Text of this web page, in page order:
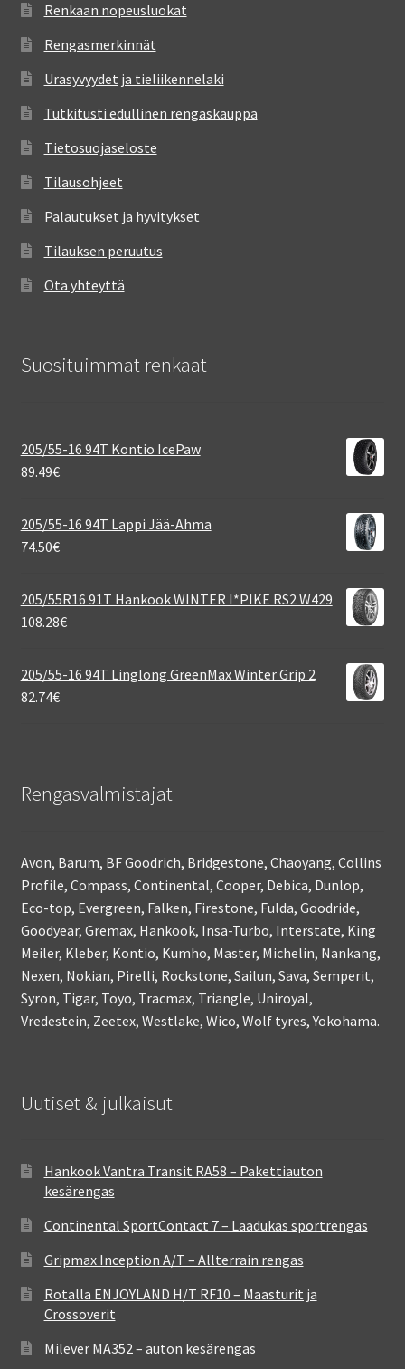
Renkaan nopeusluokat
Rengasmerkinnät
Urasyvyydet ja tieliikennelaki
Tutkitusti edullinen rengaskauppa
Tietosuojaseloste
Tilausohjeet
Palautukset ja hyvitykset
Tilauksen peruutus
Ota yhteyttä
Suosituimmat renkaat
205/55-16 94T Kontio IcePaw
89.49€
205/55-16 94T Lappi Jää-Ahma
74.50€
205/55R16 91T Hankook WINTER I*PIKE RS2 W429
108.28€
205/55-16 94T Linglong GreenMax Winter Grip 2
82.74€
Rengasvalmistajat
Avon, Barum, BF Goodrich, Bridgestone, Chaoyang, Collins
Profile, Compass, Continental, Cooper, Debica, Dunlop,
Eco-top, Evergreen, Falken, Firestone, Fulda, Goodride,
Goodyear, Gremax, Hankook, Insa-Turbo, Interstate, King
Meiler, Kleber, Kontio, Kumho, Master, Michelin, Nankang,
Nexen, Nokian, Pirelli, Rockstone, Sailun, Sava, Semperit,
Syron, Tigar, Toyo, Tracmax, Triangle, Uniroyal,
Vredestein, Zeetex, Westlake, Wico, Wolf tyres, Yokohama.
Uutiset & julkaisut
Hankook Vantra Transit RA58 – Pakettiauton
kesärengas
Continental SportContact 7 – Laadukas sportrengas
Gripmax Inception A/T – Allterrain rengas
Rotalla ENJOYLAND H/T RF10 – Maasturit ja
Crossoverit
Milever MA352 – auton kesärengas